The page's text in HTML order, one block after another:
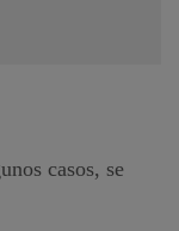
casos, se